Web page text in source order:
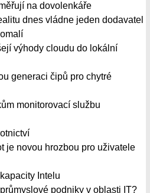
na dovolenkáře
dnes vládne jeden dodavatel
výhody cloudu do lokální
generaci čipů pro chytré
monitorovací službu
je novou hrozbou pro uživatele
Intelu
podniky v oblasti IT?